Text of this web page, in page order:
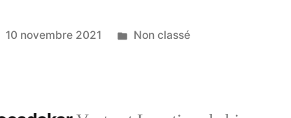
10 novembre 2021
Publié
Non classé